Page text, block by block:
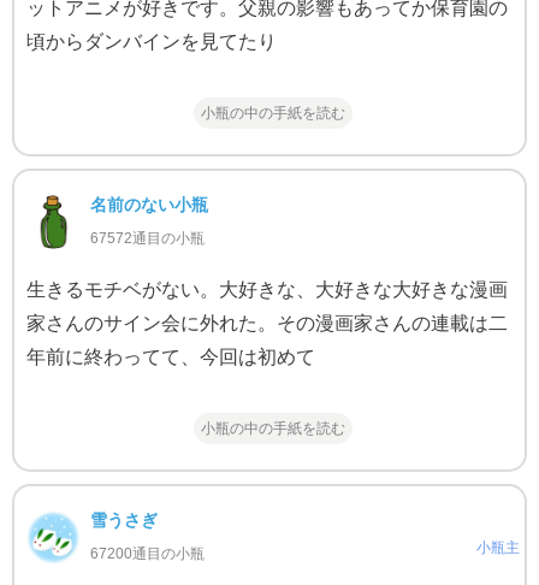
ットアニメが好きです。父親の影響もあってか保育園の
頃からダンバインを見てたり
小瓶の中の手紙を読む
名前のない小瓶
67572通目の小瓶
生きるモチベがない。大好きな、大好きな大好きな漫画
家さんのサイン会に外れた。その漫画家さんの連載は二
年前に終わってて、今回は初めて
小瓶の中の手紙を読む
雪うさぎ
67200通目の小瓶 小瓶主